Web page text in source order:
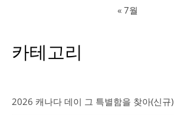
« 7월
카테고리
2026 캐나다 데이 그 특별함을 찾아(신규)